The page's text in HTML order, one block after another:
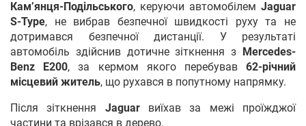
Кам’янця-Подільського, керуючи автомобілем Jaguar
S-Type, не вибрав безпечної швидкості руху та не
дотримався безпечної дистанції. У результаті
автомобіль здійснив дотичне зіткнення з Mercedes-
Benz E200, за кермом якого перебував62-річний
місцевий житель, що рухався в попутному напрямку.
Після зіткнення Jaguarвиїхав за межі проїжджої
частини та врізався в дерево.